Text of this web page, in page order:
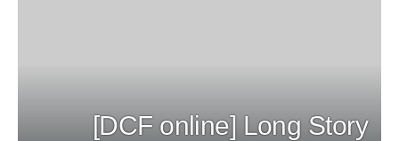
[DCF online] Long Story